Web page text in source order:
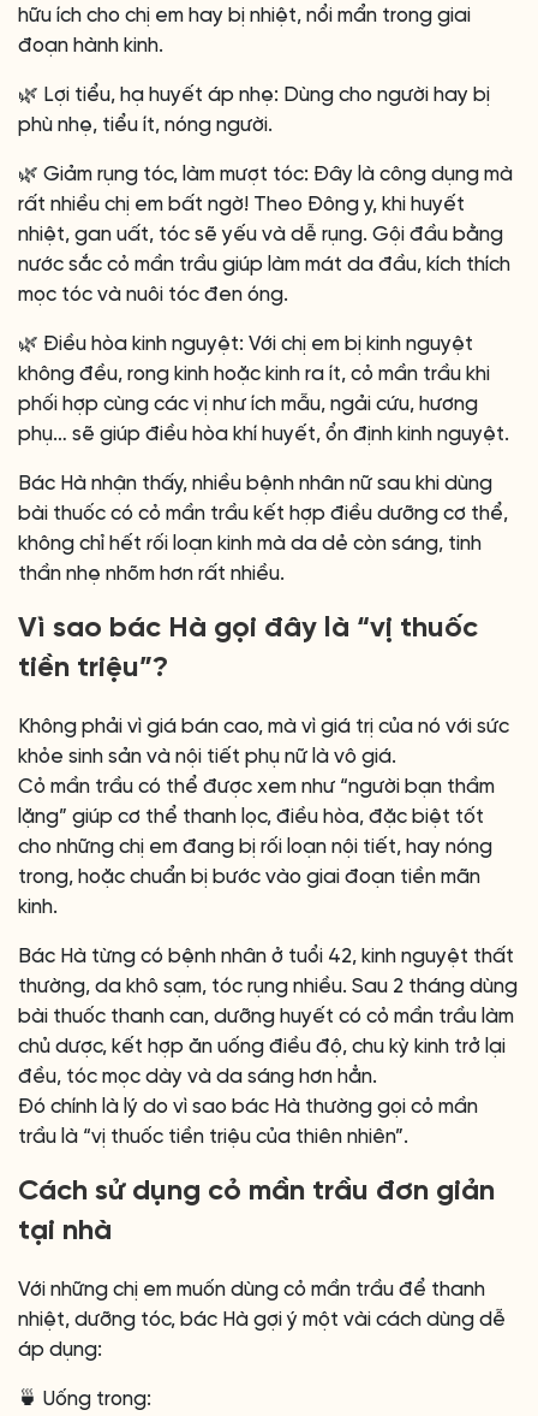
hữu ích cho chị em hay bị nhiệt, nổi mẩn trong giai
đoạn hành kinh.
🌿 Lợi tiểu, hạ huyết áp nhẹ: Dùng cho người hay bị
phù nhẹ, tiểu ít, nóng người.
🌿 Giảm rụng tóc, làm mượt tóc: Đây là công dụng mà
rất nhiều chị em bất ngờ! Theo Đông y, khi huyết
nhiệt, gan uất, tóc sẽ yếu và dễ rụng. Gội đầu bằng
nước sắc cỏ mần trầu giúp làm mát da đầu, kích thích
mọc tóc và nuôi tóc đen óng.
🌿 Điều hòa kinh nguyệt: Với chị em bị kinh nguyệt
không đều, rong kinh hoặc kinh ra ít, cỏ mần trầu khi
phối hợp cùng các vị như ích mẫu, ngải cứu, hương
phụ… sẽ giúp điều hòa khí huyết, ổn định kinh nguyệt.
Bác Hà nhận thấy, nhiều bệnh nhân nữ sau khi dùng
bài thuốc có cỏ mần trầu kết hợp điều dưỡng cơ thể,
không chỉ hết rối loạn kinh mà da dẻ còn sáng, tinh
thần nhẹ nhõm hơn rất nhiều.
Vì sao bác Hà gọi đây là “vị thuốc
tiền triệu”?
Không phải vì giá bán cao, mà vì giá trị của nó với sức
khỏe sinh sản và nội tiết phụ nữ là vô giá.
Cỏ mần trầu có thể được xem như “người bạn thầm
lặng” giúp cơ thể thanh lọc, điều hòa, đặc biệt tốt
cho những chị em đang bị rối loạn nội tiết, hay nóng
trong, hoặc chuẩn bị bước vào giai đoạn tiền mãn
kinh.
Bác Hà từng có bệnh nhân ở tuổi 42, kinh nguyệt thất
thường, da khô sạm, tóc rụng nhiều. Sau 2 tháng dùng
bài thuốc thanh can, dưỡng huyết có cỏ mần trầu làm
chủ dược, kết hợp ăn uống điều độ, chu kỳ kinh trở lại
đều, tóc mọc dày và da sáng hơn hẳn.
Đó chính là lý do vì sao bác Hà thường gọi cỏ mần
trầu là “vị thuốc tiền triệu của thiên nhiên”.
Cách sử dụng cỏ mần trầu đơn giản
tại nhà
Với những chị em muốn dùng cỏ mần trầu để thanh
nhiệt, dưỡng tóc, bác Hà gợi ý một vài cách dùng dễ
áp dụng:
🍵 Uống trong: